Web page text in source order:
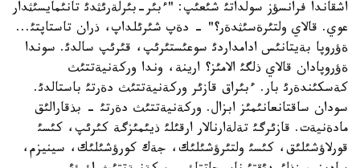
اشقاندا فرانسؤز سولداتئ شئعئپ: "ءبئر-بئرلةرئثدئ تانئمايسئثدار
عوي. قالاي ولتئرةسئثدةر؟" - دةپ شئرئلداپ، ذران تاستاپتئ...
ةؤروپا بةيتانئس ادامداردئ سوعئستئرئپ، قئرئپ سالدئ. سوندا
ةؤروپادان قالاي ذلگئ الامئز؟ ارينة، وندا وركةنيةتتئث
كةسكئندةرئ بار. ءبئراق قازئر وركةنيةتتئث دةرتئ باستالدئ.
سودان ساقتانعانئمئز ابزال. وركةنيةتتئث دةرتئ - بذقارالئق
مادةنيةت. قازئرگئ تةلةارنالار ارقئلئ ذيئمئزگة كئرئپ، كئسئ
قورلاؤشئلئق، كئسئ ولتئرؤشئلئك، جةك كورؤشئلئك، سينيزم،